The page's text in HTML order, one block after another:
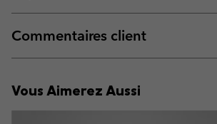
Commentaires client
Vous Aimerez Aussi